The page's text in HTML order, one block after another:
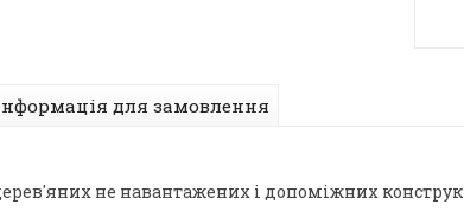
для замовлення
не навантажених і допоміжних